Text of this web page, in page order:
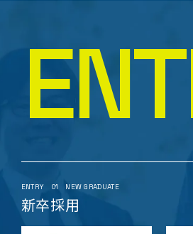
は、個人情報保護関連法令及び規
下記の個人情報保護方針は、当社
の社員、及びそれ以外で当社に関
から当社が収集し利用する個人情
ENT
ENTRY 01 NEW GRADUATE
新卒採用